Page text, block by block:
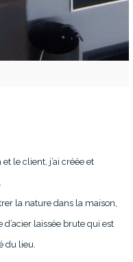
le client, j’ai créée et
la nature dans la maison,
laissée brute qui est
du lieu.